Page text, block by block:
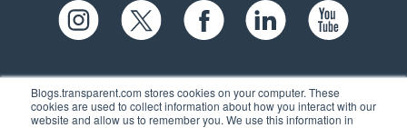
Blogs.transparent.com stores cookies on your computer. These
cookies are used to collect information about how you interact with our
website and allow us to remember you. We use this information in
61 Spit Brook Rd, Suite 104,